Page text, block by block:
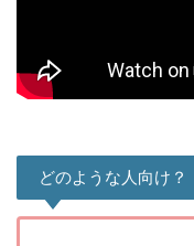
どのような人向け？